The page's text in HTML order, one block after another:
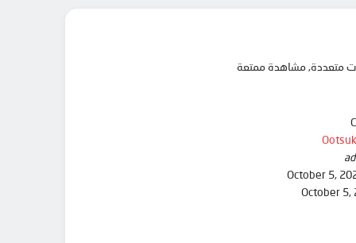
October 5,
October 5,